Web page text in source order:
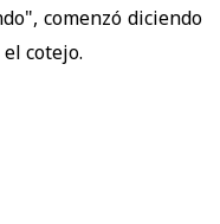
comenzó diciendo
cotejo.